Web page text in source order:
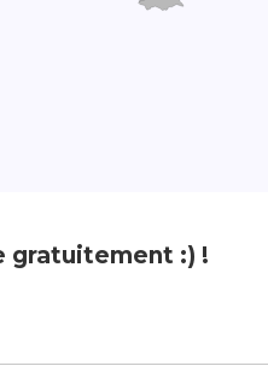
gratuitement :) !